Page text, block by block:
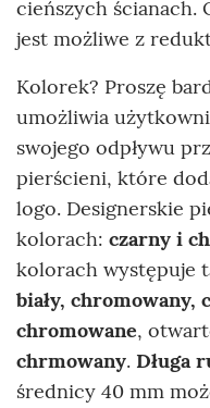
cieńszych ścianach.
jest możliwe z
Kolorek? Proszę
umożliwia
swojego odpływu
pierścieni, które
logo. Designerskie
kolorach: czarny i
kolorach występuje
biały, chromowany,
chromowane,
chrmowany. Długa
średnicy 40 mm